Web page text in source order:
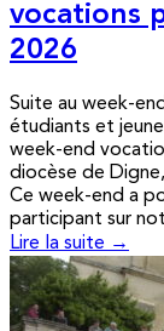
vocations
2026
Suite au week-
étudiants et
week-end
diocèse de
Ce week-end a
participant sur
Lire la suite →